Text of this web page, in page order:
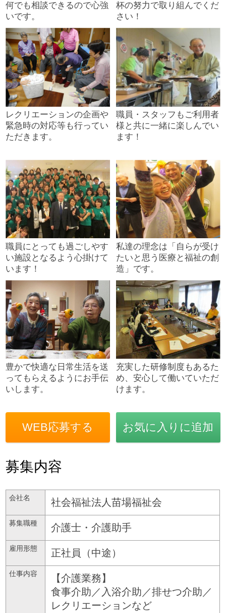
何でも相談できるので心強
いです。
杯の努力で取り組んでくだ
さい！
レクリエーションの企画や
緊急時の対応等も行ってい
ただきます。
職員・スタッフもご利用者
様と共に一緒に楽しんでい
ます！
職員にとっても過ごしやす
い施設となるよう心掛けて
います！
私達の理念は「自らが受け
たいと思う医療と福祉の創
造」です。
豊かで快適な日常生活を送
ってもらえるようにお手伝
いします。
充実した研修制度もあるた
め、安心して働いていただ
けます。
WEB応募する お気に入りに追加
募集内容
会社名 社会福祉法人苗場福祉会
募集職種 介護士・介護助手
雇用形態 正社員（中途）
仕事内容
【介護業務】
食事介助／入浴介助／排せつ介助／
レクリエーションなど